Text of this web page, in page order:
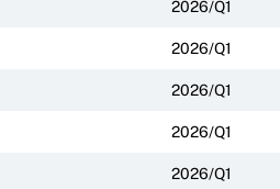
2026/Q1
2026/Q1
2026/Q1
2026/Q1
2026/Q1